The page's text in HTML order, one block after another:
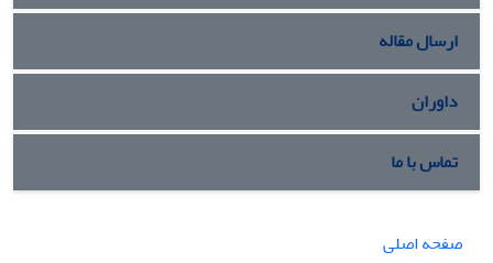
ارسال مقاله
داوران
تماس با ما
صفحه اصلی